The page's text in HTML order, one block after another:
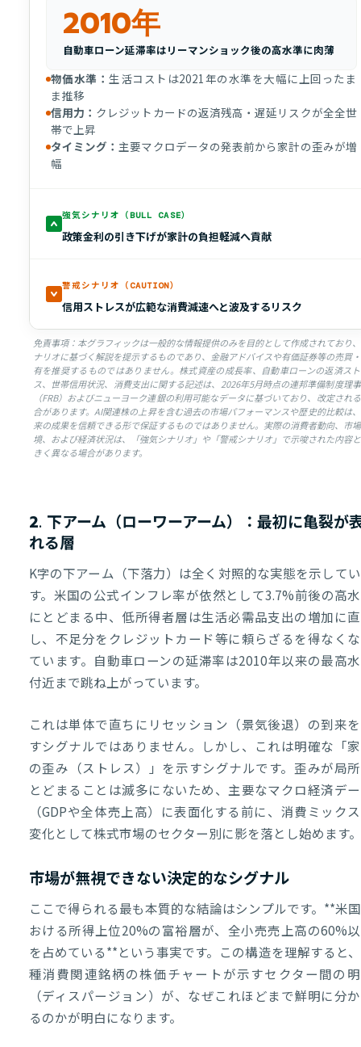
2010年
自動車ローン延滞率はリーマンショック後の高水準に肉薄
物価水準：生活コストは2021年の水準を大幅に上回ったま
ま推移
信用力： クレジットカードの返済残高・遅延リスクが全全世
帯で上昇
タイミング： 主要マクロデータの発表前から家計の歪みが増
幅
強気シナリオ（BULL CASE）
政策金利の引き下げが家計の負担軽減へ貢献
警戒シナリオ（CAUTION）
信用ストレスが広範な消費減速へと波及するリスク
免責事項：本グラフィックは一般的な情報提供のみを目的として作成されており
ナリオに基づく解説を提示するものであり、金融アドバイスや有価証券等の売買
有を推奨するものではありません。株式資産の成長率、自動車ローンの返済ス
ス、世帯信用状況、消費支出に関する記述は、2026年5月時点の連邦準備制度理
（FRB）およびニューヨーク連銀の利用可能なデータに基づいており、改定され
合があります。AI関連株の上昇を含む過去の市場パフォーマンスや歴史的比較は
来の成果を信頼できる形で保証するものではありません。実際の消費者動向、市
境、および経済状況は、「強気シナリオ」や「警戒シナリオ」で示唆された内容
きく異なる場合があります。
2. 下アーム（ローワーアーム）：最初に亀裂が
れる層
K字の下アーム（下落力）は全く対照的な実態を示して
す。米国の公式インフレ率が依然として3.7%前後の高
にとどまる中、低所得者層は生活必需品支出の増加に
し、不足分をクレジットカード等に頼らざるを得なく
ています。自動車ローンの延滞率は2010年以来の最高
付近まで跳ね上がっています。
これは単体で直ちにリセッション（景気後退）の到来
すシグナルではありません。しかし、これは明確な「
の歪み（ストレス）」を示すシグナルです。歪みが局
とどまることは滅多にないため、主要なマクロ経済デ
（GDPや全体売上高）に表面化する前に、消費ミック
変化として株式市場のセクター別に影を落とし始めます。
市場が無視できない決定的なシグナル
ここで得られる最も本質的な結論はシンプルです。**米
おける所得上位20%の富裕層が、全小売売上高の60%
を占めている**という事実です。この構造を理解すると
種消費関連銘柄の株価チャートが示すセクター間の
（ディスパージョン）が、なぜこれほどまで鮮明に分
るのかが明白になります。